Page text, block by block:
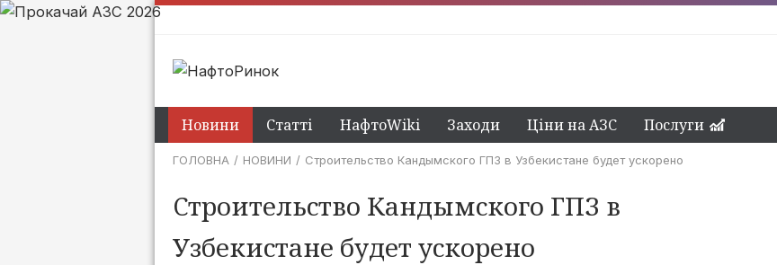
Новини Статті НафтоWiki Заходи Ціни на АЗС Послуги
ГОЛОВНА НОВИНИ Cтроительство Кандымского ГПЗ в Узбекистане будет ускорено
Cтроительство Кандымского ГПЗ в
Узбекистане будет ускорено